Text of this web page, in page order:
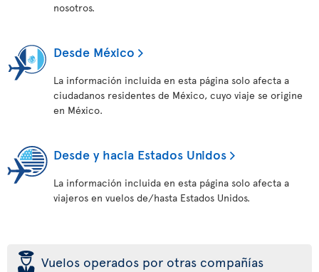
nosotros.
Desde México
La información incluida en esta página solo afecta a
ciudadanos residentes de México, cuyo viaje se origine
en México.
Desde y hacia Estados Unidos
La información incluida en esta página solo afecta a
viajeros en vuelos de/hasta Estados Unidos.
þ Vuelos operados por otras compañías